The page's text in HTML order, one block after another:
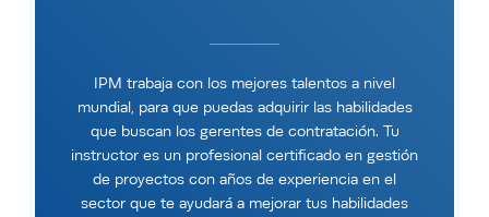
IPM trabaja con los mejores talentos a nivel
mundial, para que puedas adquirir las habilidades
que buscan los gerentes de contratación. Tu
instructor es un profesional certificado en gestión
de proyectos con años de experiencia en el
sector que te ayudará a mejorar tus habilidades